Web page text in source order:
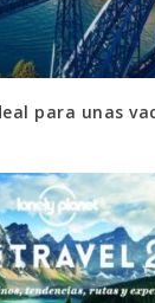
para unas